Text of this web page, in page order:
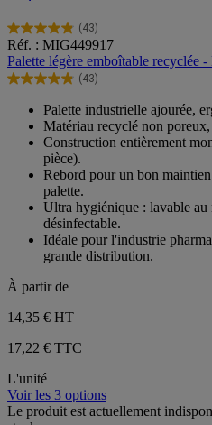
(43)
4.9
sur
5
étoiles.
avis
Réf. : MIG449917
Palette légère emboîtable recyclée
(43)
4.9
étoiles.
Palette industrielle ajourée,
Matériau recyclé non
Construction entièrement
pièce).
Rebord pour un bon maintien
palette.
Ultra hygiénique : lavable au
désinfectable.
Idéale pour l'industrie
grande distribution.
À partir de
14,35 € HT
17,22 € TTC
L'unité
Voir les 3 options
Le produit est actuellement